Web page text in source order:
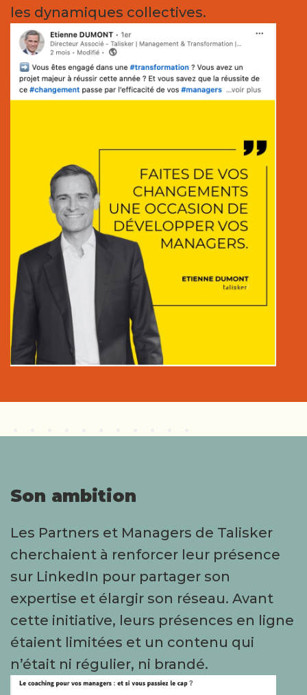
les dynamiques collectives.
Son ambition
Les Partners et Managers de Talisker
cherchaient à renforcer leur présence
sur LinkedIn pour partager son
expertise et élargir son réseau. Avant
cette initiative, leurs présences en ligne
étaient limitées et un contenu qui
n’était ni régulier, ni brandé.